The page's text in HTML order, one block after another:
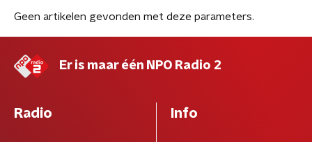
Geen artikelen gevonden met deze parameters.
Er is maar één NPO Radio 2
Radio Info